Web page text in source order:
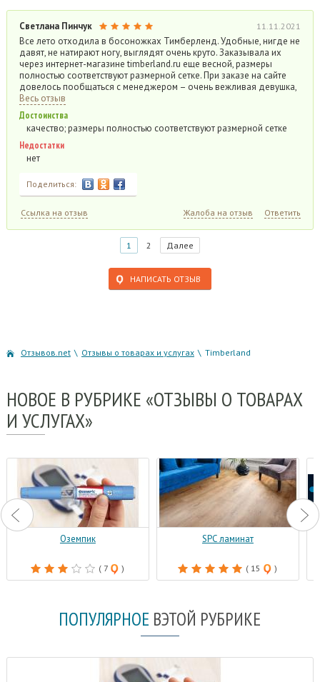
Светлана Пинчук 11.11.2021
Все лето отходила в босоножках Тимберленд. Удобные, нигде не
давят, не натирают ногу, выглядят очень круто. Заказывала их
через интернет-магазине timberland.ru еще весной, размеры
полностью соответствуют размерной сетке. При заказе на сайте
довелось пообщаться с менеджером – очень вежливая девушка,
Весь отзыв
Достоинства
качество; размеры полностью соответствуют размерной сетке
Недостатки
нет
Поделиться:
Ссылка на отзыв Жалоба на отзыв Ответить
1 2 Далее
НАПИСАТЬ ОТЗЫВ
Отзывов.net \ Отзывы о товарах и услугах \ Timberland
НОВОЕ В РУБРИКЕ «ОТЗЫВЫ О ТОВАРАХ
И УСЛУГАХ»
Оземпик
( 7 )
SPC ламинат
( 15 )
ПОПУЛЯРНОЕ ВЭТОЙ РУБРИКЕ